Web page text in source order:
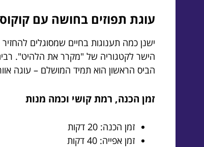
עוגת תפוזים בחושה עם
ישנן כמה תענוגות בחיים שמסוגלים
הישר לקטגוריה של "מקרר את הלהיט".
הביס הראשון הוא תמיד המושלם – עוגה
זמן הכנה, רמת קושי וכמה מנות
זמן הכנה: 20 דקות
זמן אפייה: 40 דקות